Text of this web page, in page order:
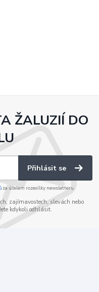
ŽALUZIÍ DO
Přihlásit se
za účelem rozesílky newsletteru.
zajímavostech, slevách nebo
kdykoli odhlásit.